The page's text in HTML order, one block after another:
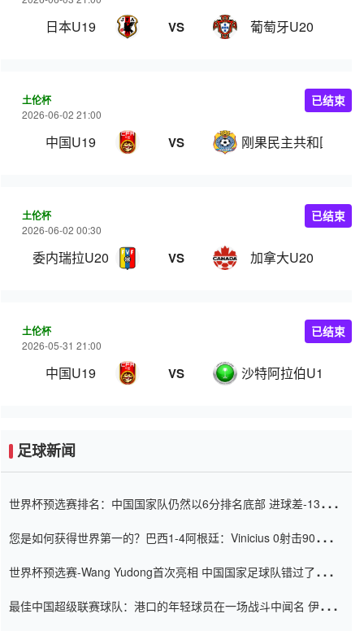
日本U19 VS 葡萄牙U20
土伦杯
2026-06-02 21:00
中国U19 VS 刚果民主共和国U23
已结束
土伦杯
2026-06-02 00:30
委内瑞拉U20 VS 加拿大U20
已结束
土伦杯
2026-05-31 21:00
中国U19 VS 沙特阿拉伯U19
已结束
足球新闻
世界杯预选赛排名：中国国家队仍然以6分排名底部 进球差-13令人
您是如何获得世界第一的？巴西1-4阿根廷：Vinicius 0射击90分钟
世界杯预选赛-Wang Yudong首次亮相 中国国家足球队错过了世界
最佳中国超级联赛球队：港口的年轻球员在一场战斗中闻名 伊万放